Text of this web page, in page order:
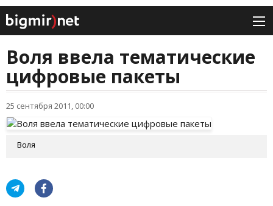
Воля ввела тематические
цифровые пакеты
25 сентября 2011, 00:00
Воля